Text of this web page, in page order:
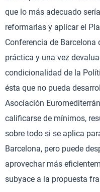
que lo más adecuado
reformarlas y aplicar el
Conferencia de Barcelona
práctica y una vez
condicionalidad de la
ésta que no pueda
Asociación
calificarse de mínimos,
sobre todo si se aplica
Barcelona, pero puede
aprovechar más
subyace a la propuesta